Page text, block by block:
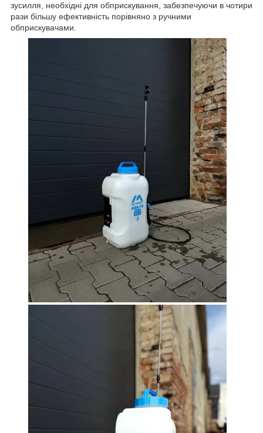
зусилля, необхідні для обприскування, забезпечуючи в чотири
рази більшу ефективність порівняно з ручними
обприскувачами.